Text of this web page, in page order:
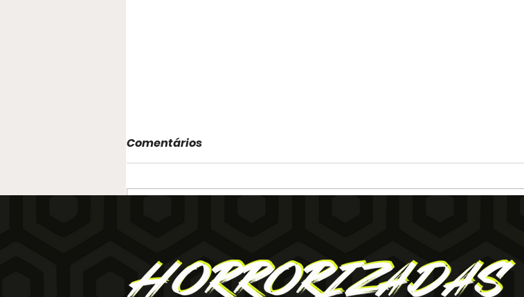
Top 10 episódios mais
ouvidos do podcast
Comentários